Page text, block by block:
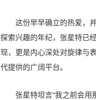
这份早早确立的热爱，
探索兴趣的年纪，张星特已
现，更是内心深处对旋律与
代提供的广阔平台。
张星特坦言“我之前会